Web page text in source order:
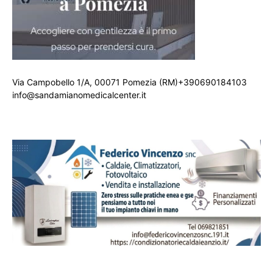
Via Campobello 1/A, 00071 Pomezia (RM)+390690184103
info@sandamianomedicalcenter.it